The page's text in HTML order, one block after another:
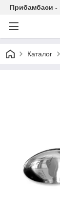
Прибамбаси -
Каталог